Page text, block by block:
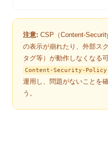
注意: CSP（Content-
の表示が崩れたり、外部ス
タグ等）が動作しなくなる
Content-Security-
運用し、問題がないことを
う。